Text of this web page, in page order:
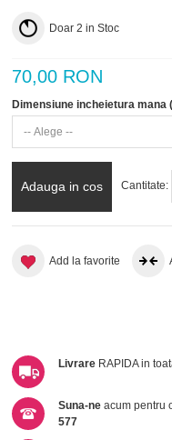
Doar2 in Stoc
70,00 RON
Dimensiune incheietura mana
Adauga in cos Cantitate:
Add la favorite
Livrare RAPIDA in
Suna-ne acum pentru
577